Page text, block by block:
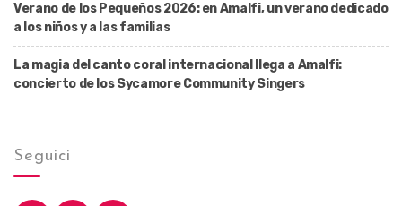
Verano de los Pequeños 2026: en Amalfi, un verano dedicado
a los niños y a las familias
La magia del canto coral internacional llega a Amalfi:
concierto de los Sycamore Community Singers
Seguici